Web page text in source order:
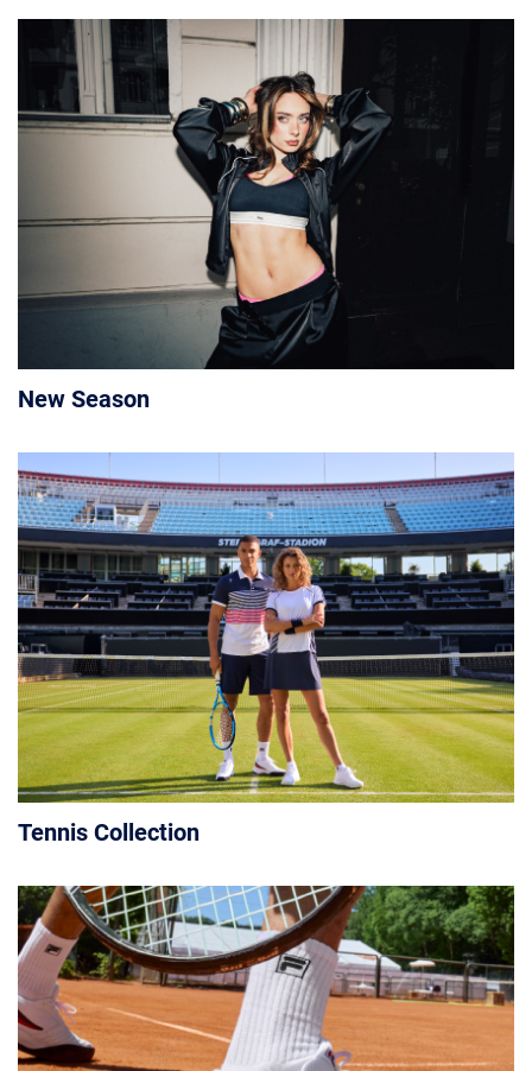
New Season
Tennis Collection